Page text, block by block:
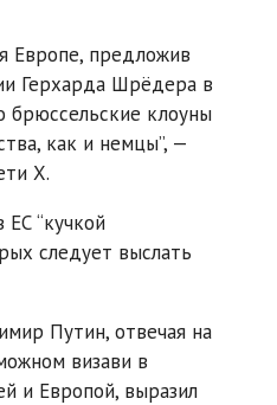
Европе, предложив
Герхарда Шрёдера в
брюссельские клоуны
как и немцы”, —
X.
“кучкой
следует выслать
Путин, отвечая на
визави в
и Европой, выразил